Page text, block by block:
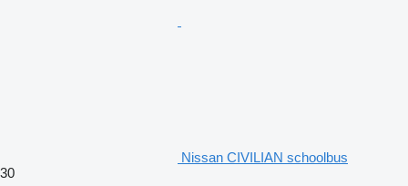
Nissan CIVILIAN schoolbus
30